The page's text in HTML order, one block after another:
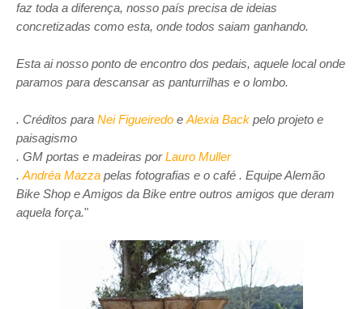
faz toda a diferença, nosso país precisa de ideias
concretizadas como esta, onde todos saiam ganhando.
Esta ai nosso ponto de encontro dos pedais, aquele local onde
paramos para descansar as panturrilhas e o lombo.
. Créditos para Nei Figueiredo e Alexia Back pelo projeto e
paisagismo
. GM portas e madeiras porLauro Muller
. Andréa Mazza pelas fotografias e o café . Equipe Alemão
Bike Shop e Amigos da Bike entre outros amigos que deram
aquela força."